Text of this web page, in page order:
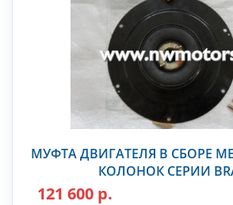
МУФТА ДВИГАТЕЛЯ В СБОРЕ
КОЛОНОК СЕРИИ
121 600 р.